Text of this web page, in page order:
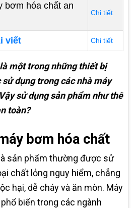
bơm hóa chất an
Chi tiết
viết Chi tiết
một trong những thiết bị
dụng trong các nhà máy
sử dụng sản phẩm như thế
toàn?
bơm hóa chất
sản phẩm thường được sử
chất lỏng nguy hiểm, chẳng
hại, dễ cháy và ăn mòn. Máy
biến trong các ngành